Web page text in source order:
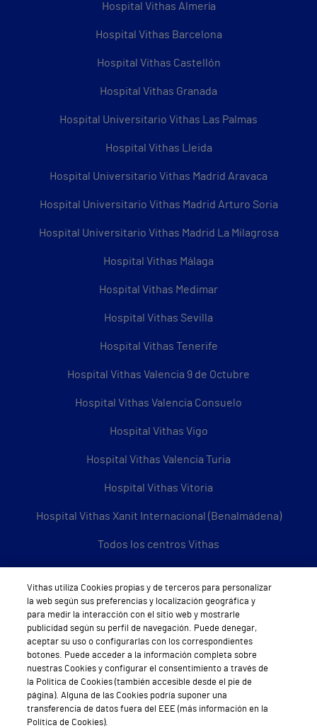
Hospital Vithas Almería
Hospital Vithas Barcelona
Hospital Vithas Castellón
Hospital Vithas Granada
Hospital Universitario Vithas Las Palmas
Hospital Vithas Lleida
Hospital Universitario Vithas Madrid Aravaca
Hospital Universitario Vithas Madrid Arturo Soria
Hospital Universitario Vithas Madrid La Milagrosa
Hospital Vithas Málaga
Hospital Vithas Medimar
Hospital Vithas Sevilla
Hospital Vithas Tenerife
Hospital Vithas Valencia 9 de Octubre
Hospital Vithas Valencia Consuelo
Hospital Vithas Vigo
Hospital Vithas Valencia Turia
Hospital Vithas Vitoria
Hospital Vithas Xanit Internacional (Benalmádena)
Todos los centros Vithas
Sobre Vithas
Quiénes somos
Trabajar en Vithas
Teléfono Cita Médica
Teléfono Atención al Cliente
Vithas utiliza Cookies propias y de terceros para personalizar
la web según sus preferencias y localización geográfica y
para medir la interacción con el sitio web y mostrarle
publicidad según su perfil de navegación. Puede denegar,
aceptar su uso o configurarlas con los correspondientes
botones. Puede acceder a la información completa sobre
nuestras Cookies y configurar el consentimiento a través de
la Política de Cookies (también accesible desde el pie de
página). Alguna de las Cookies podría suponer una
transferencia de datos fuera del EEE (más información en la
Política de Cookies).